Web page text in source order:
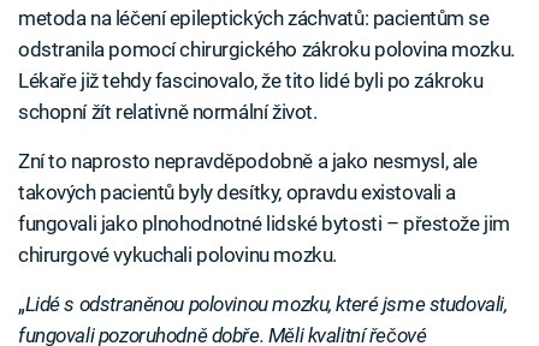
metoda na léčení epileptických záchvatů: pacientům se
odstranila pomocí chirurgického zákroku polovina mozku.
Lékaře již tehdy fascinovalo, že tito lidé byli po zákroku
schopní žít relativně normální život.
Zní to naprosto nepravděpodobně a jako nesmysl, ale
takových pacientů byly desítky, opravdu existovali a
fungovali jako plnohodnotné lidské bytosti – přestože jim
chirurgové vykuchali polovinu mozku.
„Lidé s odstraněnou polovinou mozku, které jsme studovali,
fungovali pozoruhodně dobře. Měli kvalitní řečové